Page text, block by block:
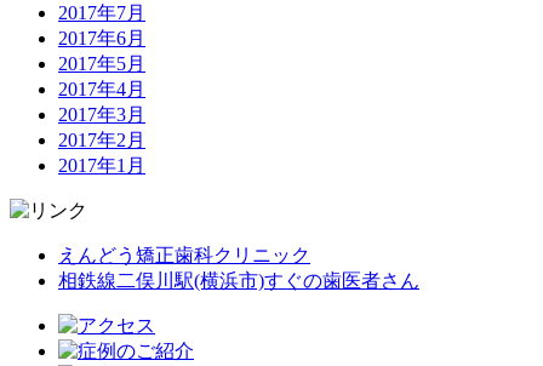
2017年7月
2017年6月
2017年5月
2017年4月
2017年3月
2017年2月
2017年1月
えんどう矯正歯科クリニック
相鉄線二俣川駅(横浜市)すぐの歯医者さん